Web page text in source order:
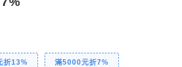
折13% 滿5000元折7%